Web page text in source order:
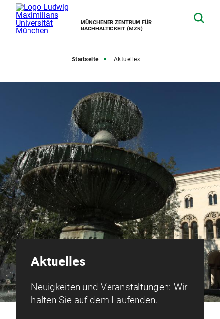
MÜNCHENER ZENTRUM FÜR
NACHHALTIGKEIT (MZN)
Startseite Aktuelles
Aktuelles
Neuigkeiten und Veranstaltungen: Wir
halten Sie auf dem Laufenden.